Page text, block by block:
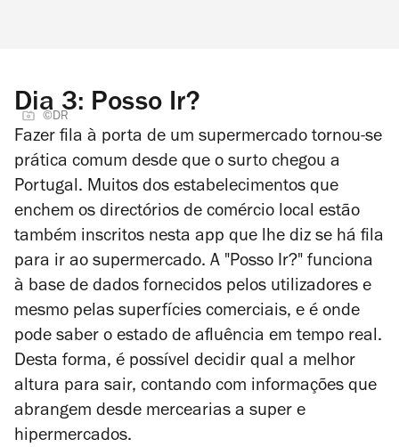
Dia 3: Posso Ir?
©DR
Fazer fila à porta de um supermercado tornou-se
prática comum desde que o surto chegou a
Portugal. Muitos dos estabelecimentos que
enchem os directórios de comércio local estão
também inscritos nesta app que lhe diz se há fila
para ir ao supermercado. A "Posso Ir?" funciona
à base de dados fornecidos pelos utilizadores e
mesmo pelas superfícies comerciais, e é onde
pode saber o estado de afluência em tempo real.
Desta forma, é possível decidir qual a melhor
altura para sair, contando com informações que
abrangem desde mercearias a super e
hipermercados.